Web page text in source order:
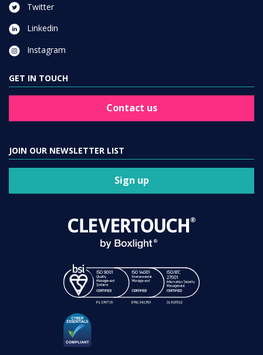
Twitter
Linkedin
Instagram
GET IN TOUCH
Contact us
JOIN OUR NEWSLETTER LIST
Sign up